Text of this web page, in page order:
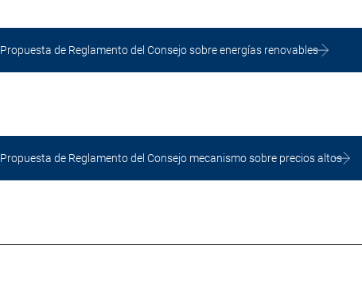
Propuesta de Reglamento del Consejo sobre energías renovables
Propuesta de Reglamento del Consejo mecanismo sobre precios altos